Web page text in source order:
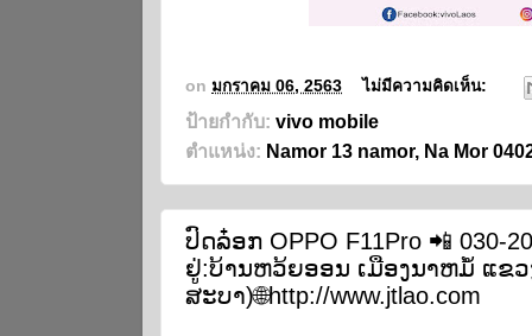
on มกราคม 06, 2563 ไม่มีความคิดเห็น:
ป้ายกำกับ: vivo mobile
ตำแหน่ง: Namor 13 namor, Na Mor
ປົດລ໋ອກ OPPO F11Pro 📲 030-
ຢູ່:ບ້ານຫວ້ຍອອນ ເມືອງນາຫມໍ້ ແຂ
ສະບາ)🌐http://www.jtlao.com